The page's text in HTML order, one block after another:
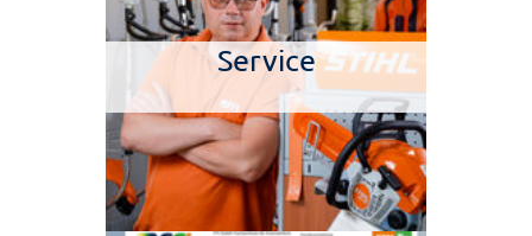
Service